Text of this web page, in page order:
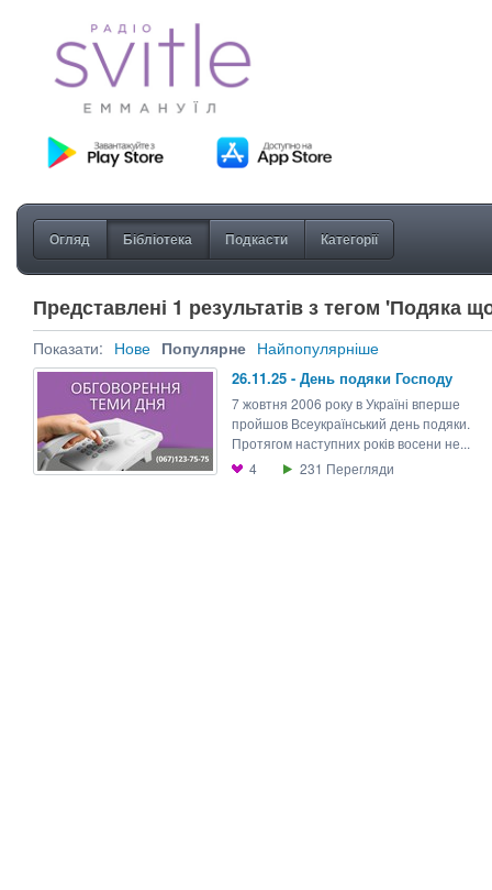
Огляд Бібліотека Подкасти Категорії
Представлені 1 результатів з тегом 'Подяка
Показати: Нове Популярне Найпопулярніше
26.11.25 - День подяки Господу
7 жовтня 2006 року в Україні вперше
пройшов Всеукраїнський день подяки.
Протягом наступних років восени не...
4
231 Перегляди